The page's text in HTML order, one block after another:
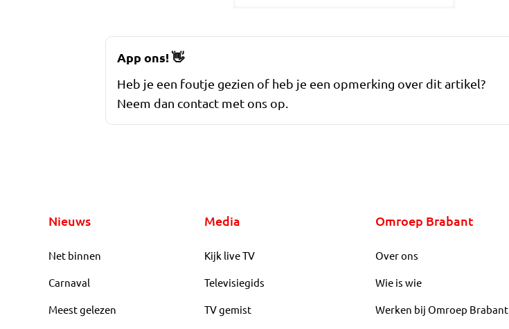
App ons!👋
Heb je een foutje gezien of heb je een opmerking over dit artikel?
Neem dan contact met ons op.
Nieuws
Net binnen
Carnaval
Meest gelezen
Media
Kijk live TV
Televisiegids
TV gemist
Omroep Brabant
Over ons
Wie is wie
Werken bij Omroep Brabant